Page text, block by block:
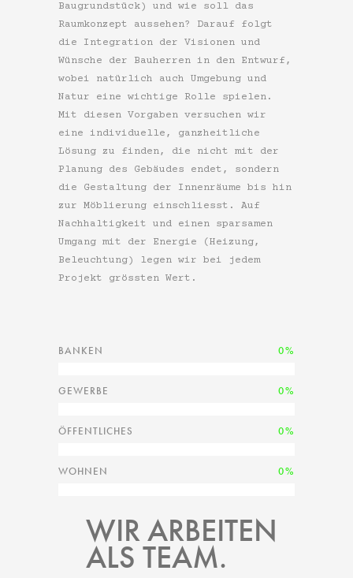
Baugrundstück) und wie soll das
Raumkonzept aussehen? Darauf folgt
die Integration der Visionen und
Wünsche der Bauherren in den Entwurf,
wobei natürlich auch Umgebung und
Natur eine wichtige Rolle spielen.
Mit diesen Vorgaben versuchen wir
eine individuelle, ganzheitliche
Lösung zu finden, die nicht mit der
Planung des Gebäudes endet, sondern
die Gestaltung der Innenräume bis hin
zur Möblierung einschliesst. Auf
Nachhaltigkeit und einen sparsamen
Umgang mit der Energie (Heizung,
Beleuchtung) legen wir bei jedem
Projekt grössten Wert.
BANKEN 0
GEWERBE 0
ÖFFENTLICHES 0
WOHNEN 0
WIR ARBEITEN
ALS TEAM.